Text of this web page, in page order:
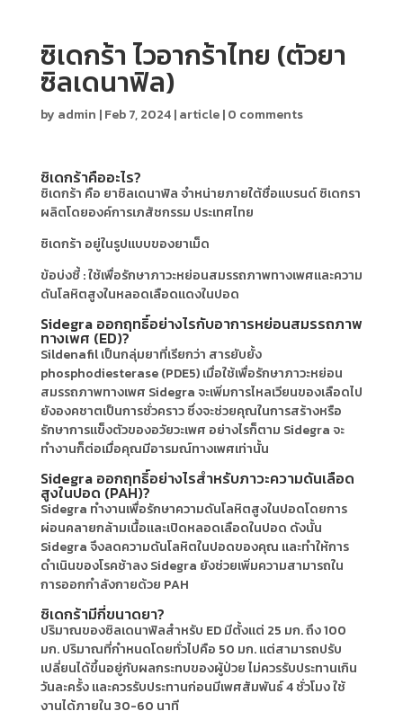
ซิเดกร้า ไวอากร้าไทย (ตัวยา
ซิลเดนาฟิล)
by admin |Feb 7, 2024|article|0 comments
ซิเดกร้าคืออะไร?
ซิเดกร้า คือ ยาซิลเดนาฟิล จำหน่ายภายใต้ชื่อแบรนด์ ซิเดกรา
ผลิตโดยองค์การเภสัชกรรม ประเทศไทย
ซิเดกร้า อยู่ในรูปแบบของยาเม็ด
ข้อบ่งชี้ : ใช้เพื่อรักษาภาวะหย่อนสมรรถภาพทางเพศและความ
ดันโลหิตสูงในหลอดเลือดแดงในปอด
Sidegra ออกฤทธิ์อย่างไรกับอาการหย่อนสมรรถภาพ
ทางเพศ (ED)?
Sildenafil เป็นกลุ่มยาที่เรียกว่า สารยับยั้ง
phosphodiesterase (PDE5) เมื่อใช้เพื่อรักษาภาวะหย่อน
สมรรถภาพทางเพศ Sidegra จะเพิ่มการไหลเวียนของเลือดไป
ยังองคชาตเป็นการชั่วคราว ซึ่งจะช่วยคุณในการสร้างหรือ
รักษาการแข็งตัวของอวัยวะเพศ อย่างไรก็ตาม Sidegra จะ
ทำงานก็ต่อเมื่อคุณมีอารมณ์ทางเพศเท่านั้น
Sidegra ออกฤทธิ์อย่างไรสำหรับภาวะความดันเลือด
สูงในปอด (PAH)?
Sidegra ทำงานเพื่อรักษาความดันโลหิตสูงในปอดโดยการ
ผ่อนคลายกล้ามเนื้อและเปิดหลอดเลือดในปอด ดังนั้น
Sidegra จึงลดความดันโลหิตในปอดของคุณ และทำให้การ
ดำเนินของโรคช้าลง Sidegra ยังช่วยเพิ่มความสามารถใน
การออกกำลังกายด้วย PAH
ซิเดกร้ามีกี่ขนาดยา?
ปริมาณของซิลเดนาฟิลสำหรับ ED มีตั้งแต่ 25 มก. ถึง 100
มก. ปริมาณที่กำหนดโดยทั่วไปคือ 50 มก. แต่สามารถปรับ
เปลี่ยนได้ขึ้นอยู่กับผลกระทบของผู้ป่วย ไม่ควรรับประทานเกิน
วันละครั้ง และควรรับประทานก่อนมีเพศสัมพันธ์ 4 ชั่วโมง ใช้
งานได้ภายใน 30-60 นาที